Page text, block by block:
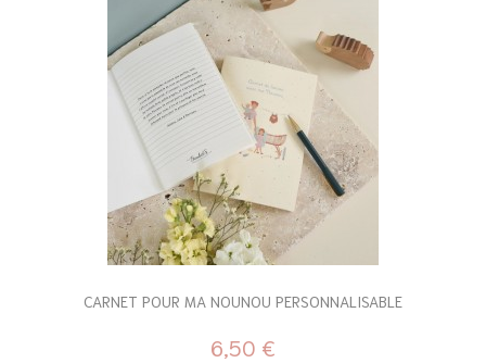
CARNET POUR MA NOUNOU PERSONNALISABLE
6,50 €